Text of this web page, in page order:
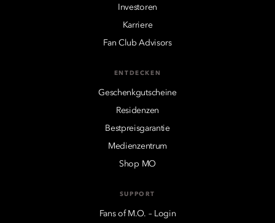
Investoren
Karriere
Fan Club Advisors
ENTDECKEN
Geschenkgutscheine
Residenzen
Bestpreisgarantie
Medienzentrum
Shop MO
SUPPORT
Fans of M.O. – Login